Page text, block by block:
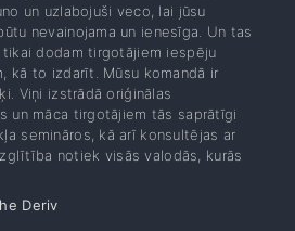
un uzlabojuši veco, lai jūsu
nevainojama un ienesīga. Un tas
dodam tirgotājiem iespēju
kā to izdarīt. Mūsu komandā ir
Viņi izstrādā oriģinālas
un māca tirgotājiem tās saprātīgi
semināros, kā arī konsultējas ar
notiek visās valodās, kurās
Deriv